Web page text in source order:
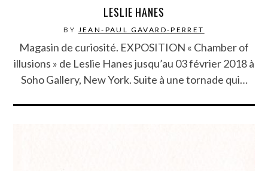
LESLIE HANES
BY JEAN-PAUL GAVARD-PERRET
Magasin de curiosité. EXPOSITION « Chamber of
illusions » de Leslie Hanes jusqu’au 03 février 2018 à
Soho Gallery, New York. Suite à une tornade qui…